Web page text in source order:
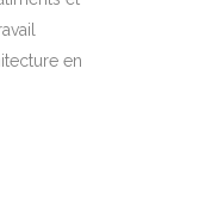
en